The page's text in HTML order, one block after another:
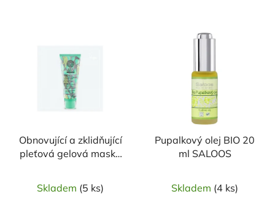
Obnovující a zklidňující
pleťová gelová maska
Skladem (5 ks)
Pupalkový olej BIO 20
ml SALOOS
Skladem (4 ks)